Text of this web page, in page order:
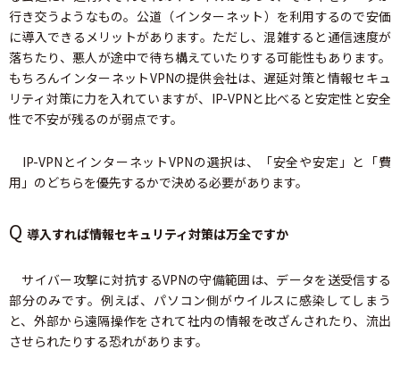
行き交うようなもの。公道（インターネット）を利用するので安価
に導入できるメリットがあります。ただし、混雑すると通信速度が
落ちたり、悪人が途中で待ち構えていたりする可能性もあります。
もちろんインターネットVPNの提供会社は、遅延対策と情報セキュ
リティ対策に力を入れていますが、IP-VPNと比べると安定性と安全
性で不安が残るのが弱点です。
IP-VPNとインターネットVPNの選択は、「安全や安定」と「費
用」のどちらを優先するかで決める必要があります。
Q 導入すれば情報セキュリティ対策は万全ですか
サイバー攻撃に対抗するVPNの守備範囲は、データを送受信する
部分のみです。例えば、パソコン側がウイルスに感染してしまう
と、外部から遠隔操作をされて社内の情報を改ざんされたり、流出
させられたりする恐れがあります。